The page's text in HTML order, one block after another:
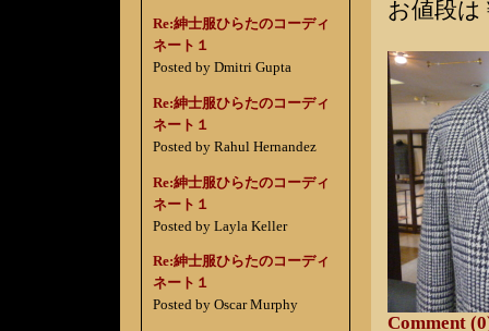
Re:紳士服ひらたのコーディ
ネート１
Posted by Dmitri Gupta
Re:紳士服ひらたのコーディ
ネート１
Posted by Rahul Hernandez
Re:紳士服ひらたのコーディ
ネート１
Posted by Layla Keller
Re:紳士服ひらたのコーディ
ネート１
Posted by Oscar Murphy
お値段は
Comment